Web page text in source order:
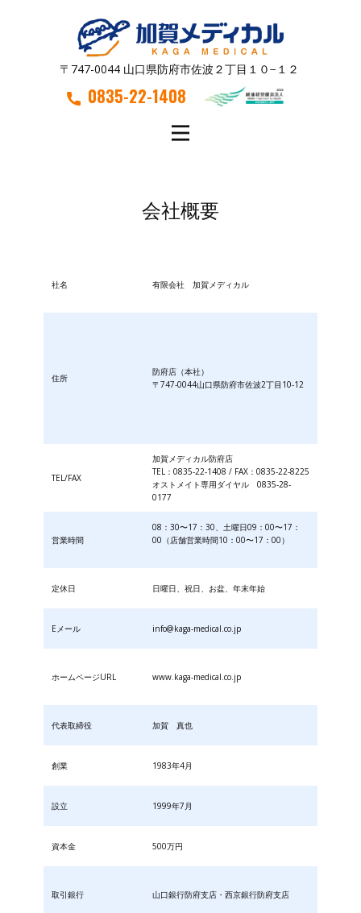
〒747-0044 山口県防府市佐波２丁目１０−１２
0835-22-1408
会社概要
社名 有限会社 加賀メディカル
住所
防府店（本社）
〒747-0044山口県防府市佐波2丁目10-12
TEL/FAX
加賀メディカル防府店
TEL：0835-22-1408 / FAX：0835-22-8225
オストメイト専用ダイヤル 0835-28-
0177
営業時間
08：30〜17：30、土曜日09：00〜17：
00（店舗営業時間10：00〜17：00）
定休日 日曜日、祝日、お盆、年末年始
Eメール info@kaga-medical.co.jp
ホームページURL www.kaga-medical.co.jp
代表取締役 加賀 真也
創業 1983年4月
設立 1999年7月
資本金 500万円
取引銀行 山口銀行防府支店・西京銀行防府支店